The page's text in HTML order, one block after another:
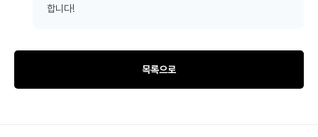
합니다!
목록으로